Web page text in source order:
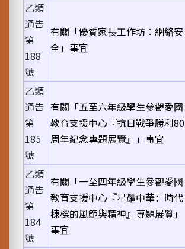
乙類
通告
第
188
號
有關「優質家長工作坊︰網絡安
全」事宜
乙類
通告
第
185
號
有關「五至六年級學生參觀愛國
教育支援中心『抗日戰爭勝利80
周年紀念專題展覽』」事宜
乙類
通告
第
184
號
有關「一至四年級學生參觀愛國
教育支援中心『星耀中華：時代
棟樑的風範與精神』專題展覽」
事宜